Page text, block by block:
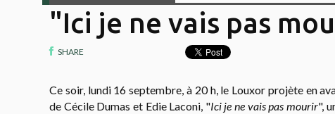
"Ici je ne vais pas
SHARE
Ce soir, lundi 16 septembre, à 20 h, le Louxor projète en
de Cécile Dumas et Edie Laconi, "Ici je ne vais pas mourir",